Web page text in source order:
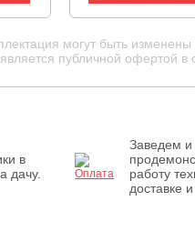
могут быть
публичной офертой в
в
дачу.
Заведем и
работу
доставке